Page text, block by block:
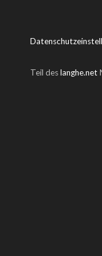
Teil deslanghe.net